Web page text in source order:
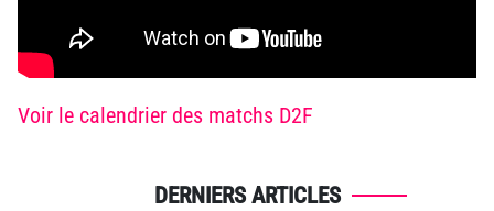
Voir le calendrier des matchs D2F
DERNIERS ARTICLES